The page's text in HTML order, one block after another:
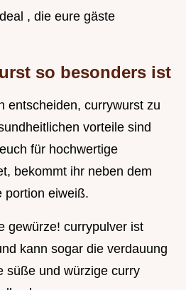
, die eure gäste
so besonders ist
entscheiden, currywurst zu
vorteile sind
für hochwertige
bekommt ihr neben dem
portion eiweiß.
gewürze! currypulver ist
kann sogar die verdauung
süße und würzige curry